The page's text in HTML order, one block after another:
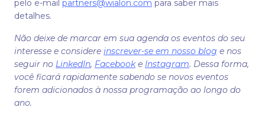
pelo e-mail partners@wialon.com para saber mais
detalhes.
Não deixe de marcar em sua agenda os eventos do seu
interesse e considere inscrever-se em nosso blog e nos
seguir no LinkedIn, Facebooke Instagram. Dessa forma,
você ficará rapidamente sabendo se novos eventos
forem adicionados à nossa programação ao longo do
ano.